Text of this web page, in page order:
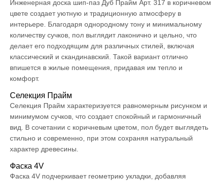
Инженерная доска шип-паз Дуб Прайм Арт. 317 в коричневом
цвете создает уютную и традиционную атмосферу в
интерьере. Благодаря однородному тону и минимальному
количеству сучков, пол выглядит лаконично и цельно, что
делает его подходящим для различных стилей, включая
классический и скандинавский. Такой вариант отлично
впишется в жилые помещения, придавая им тепло и
комфорт.
Селекция Прайм
Селекция Прайм характеризуется равномерным рисунком и
минимумом сучков, что создает спокойный и гармоничный
вид. В сочетании с коричневым цветом, пол будет выглядеть
стильно и современно, при этом сохраняя натуральный
характер древесины.
Фаска 4V
Фаска 4V подчеркивает геометрию укладки, добавляя